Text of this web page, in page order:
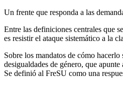
Un frente que responda a las
Entre las definiciones centrales que
es resistir el ataque sistemático a la
Sobre los mandatos de cómo
desigualdades de género, que
Se definió al FreSU como una